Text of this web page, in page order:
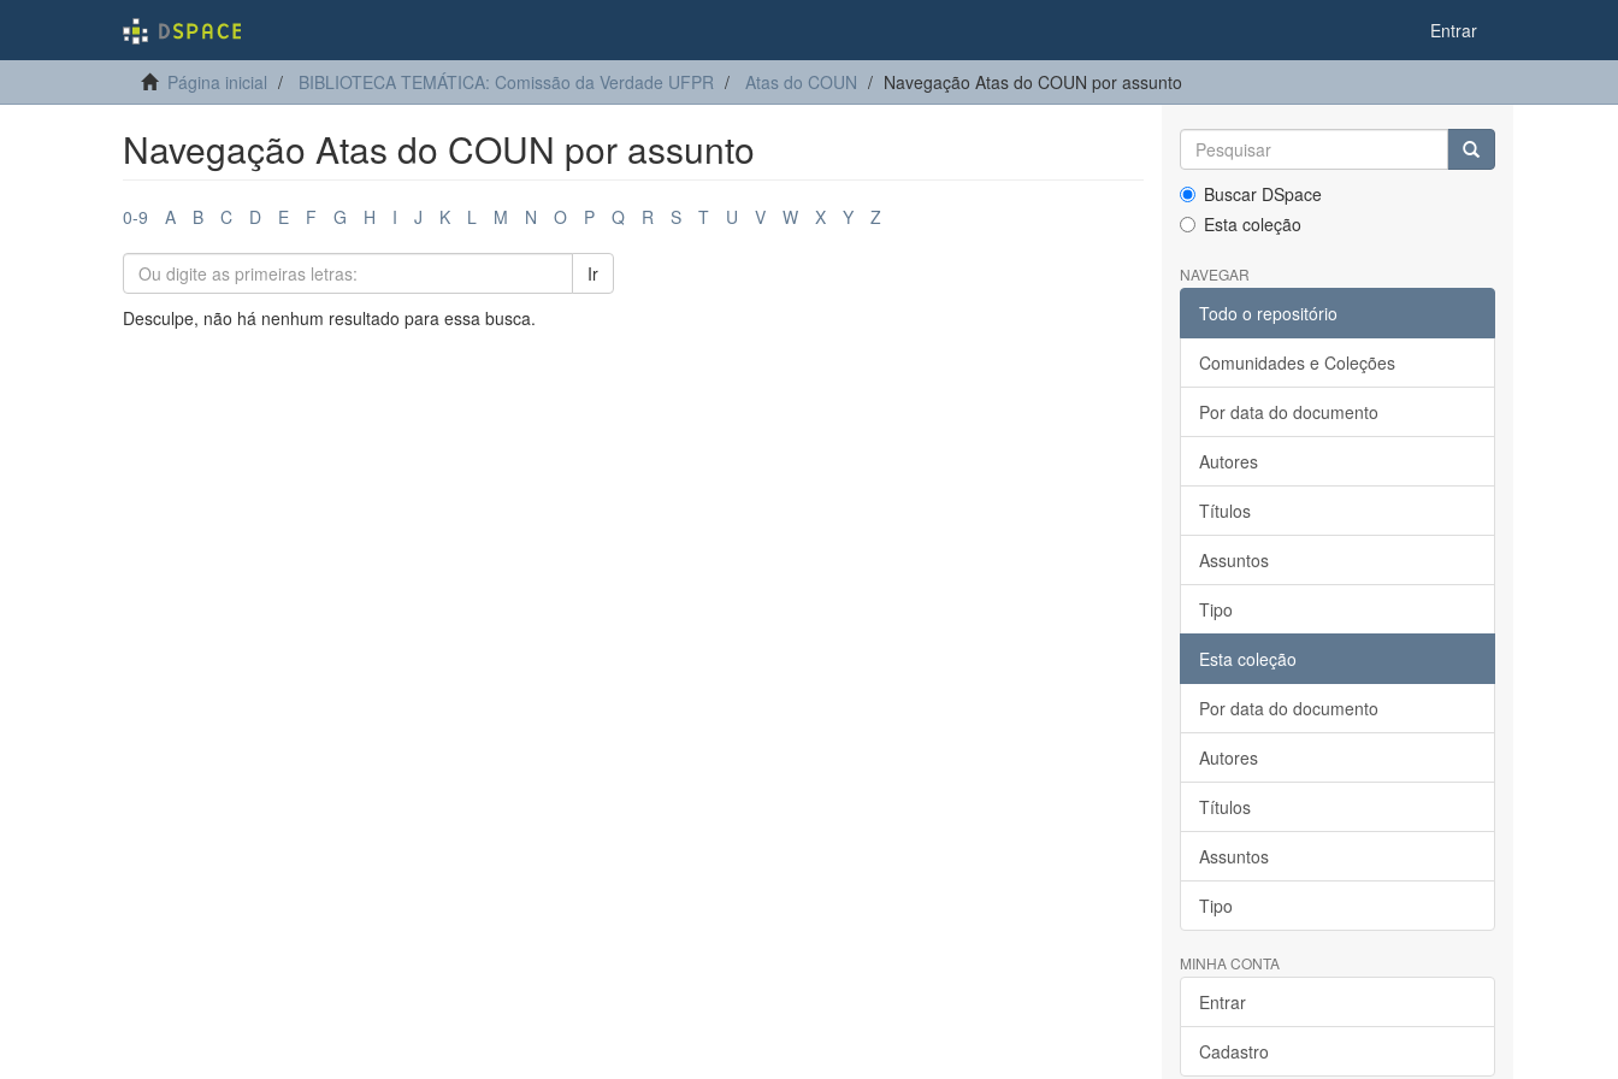
Entrar
Página inicial BIBLIOTECA TEMÁTICA: Comissão da Verdade UFPR Atas do COUN Navegação Atas do COUN por assunto
Navegação Atas do COUN por assunto
0-9 A B C D E F G H I J K L M N O P Q R S T U V W X Y Z
Ir
Desculpe, não há nenhum resultado para essa busca.
Buscar DSpace
Esta coleção
NAVEGAR
Todo o repositório
Comunidades e Coleções
Por data do documento
Autores
Títulos
Assuntos
Tipo
Esta coleção
Por data do documento
Autores
Títulos
Assuntos
Tipo
MINHA CONTA
Entrar
Cadastro